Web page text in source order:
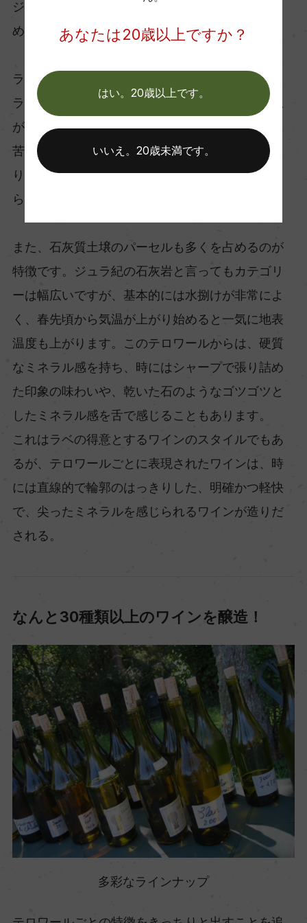
ジュラ地区は非常に複雑な土壌が入り混じるた
め、地質によってかなり味わいに変化が出ます。
ラベの土壌
ラベの所有するテロワールは、特にマールと粘土
が多く粘性も強いため、土地を耕すのには非常に
苦労を要する。しかし、土壌はかなり肥えてお
り、石灰岩盤からくるミネラル成分と混ざってさ
らに複雑性が増します。
また、石灰質土壌のパーセルも多くを占めるのが
特徴です。ジュラ紀の石灰岩と言ってもカテゴリ
ーは幅広いですが、基本的には水捌けが非常によ
く、春先頃から気温が上がり始めると一気に地表
温度も上がります。このテロワールからは、硬質
なミネラル感を持ち、時にはシャープで張り詰め
た印象の味わいや、乾いた石のようなゴツゴツと
したミネラル感を舌で感じることもあります。
これはラベの得意とするワインのスタイルでもあ
るが、テロワールごとに表現されたワインは、時
には直線的で輪郭のはっきりした、明確かつ軽快
で、尖ったミネラルを感じられるワインが造りだ
される。
なんと30種類以上のワインを醸造！
多彩なラインナップ
あなたは20歳以上ですか？
はい。20歳以上です。
いいえ。20歳未満です。